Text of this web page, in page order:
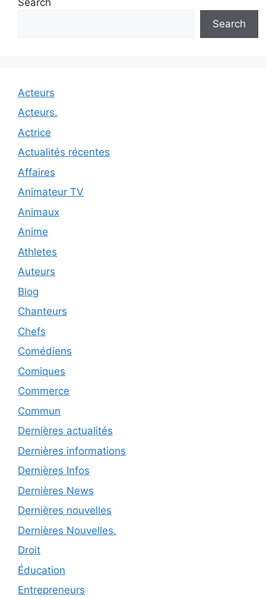
Search
Acteurs
Acteurs.
Actrice
Actualités récentes
Affaires
Animateur TV
Animaux
Anime
Athletes
Auteurs
Blog
Chanteurs
Chefs
Comédiens
Comiques
Commerce
Commun
Dernières actualités
Dernières informations
Dernières Infos
Dernières News
Dernières nouvelles
Dernières Nouvelles.
Droit
Éducation
Entrepreneurs